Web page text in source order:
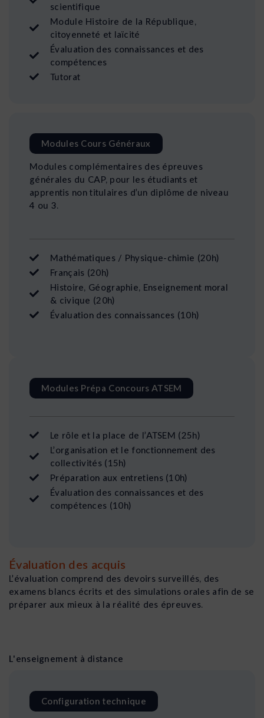
scientifique
Module Histoire de la République,
citoyenneté et laïcité
Évaluation des connaissances et des
compétences
Tutorat
Modules Cours Généraux
Modules complémentaires des épreuves
générales du CAP, pour les étudiants et
apprentis non titulaires d’un diplôme de niveau
4 ou 3.
Mathématiques / Physique-chimie (20h)
Français (20h)
Histoire, Géographie, Enseignement moral
& civique (20h)
Évaluation des connaissances (10h)
Modules Prépa Concours ATSEM
Le rôle et la place de l’ATSEM (25h)
L’organisation et le fonctionnement des
collectivités (15h)
Préparation aux entretiens (10h)
Évaluation des connaissances et des
compétences (10h)
Évaluation des acquis
L’évaluation comprend des devoirs surveillés, des
examens blancs écrits et des simulations orales afin de se
préparer aux mieux à la réalité des épreuves.
L'enseignement à distance
Configuration technique